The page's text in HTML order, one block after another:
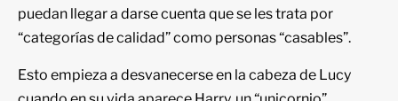
puedan llegar a darse cuenta que se les trata por
“categorías de calidad” como personas “casables”.
Esto empieza a desvanecerse en la cabeza de Lucy